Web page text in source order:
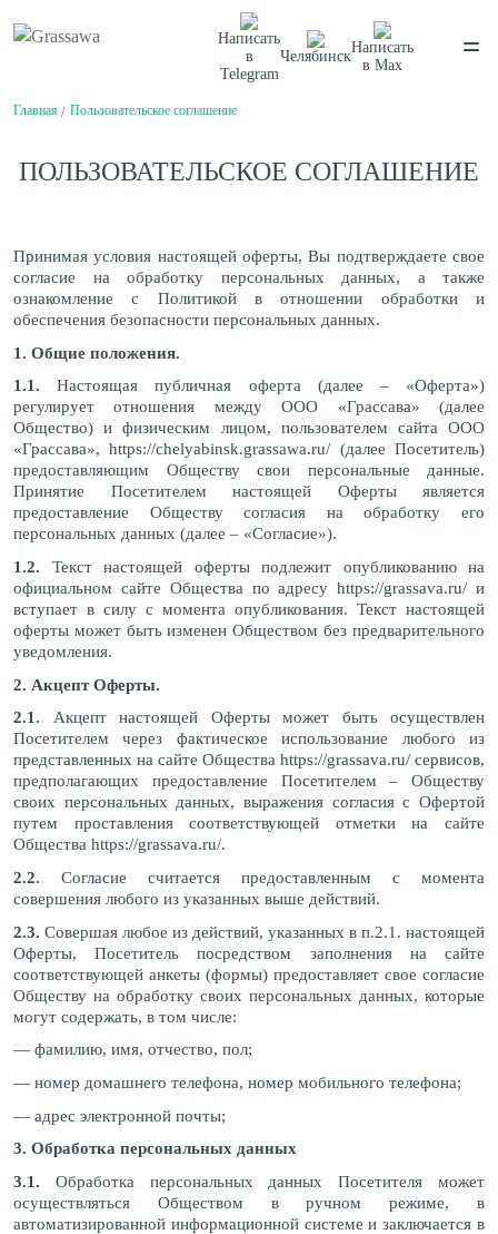
Написать
в
Telegram
Челябинск
Написать
в Max
Написать вTelegram Написать вMax
Вакансии
Нам доверяют
Сертификаты
Гарантии
Доставка
Сотрудничество
Поставщикам
Дизайнерам и архитекторам
Проектировщикам
Монтаж
Спортивная
Балетный пол
Сценический линолеум
Плинтус для спортивного паркета
Клей для искусственной травы
Клей для спортивного линолеума
Клей для стыков
Шовная лента
Скотч для сценического линолеума
Главная Пользовательское соглашение
ПОЛЬЗОВАТЕЛЬСКОЕ СОГЛАШЕНИЕ
Принимая условия настоящей оферты, Вы подтверждаете свое
согласие на обработку персональных данных, а также
ознакомление с Политикой в отношении обработки и
обеспечения безопасности персональных данных.
1. Общие положения.
1.1. Настоящая публичная оферта (далее – «Оферта»)
регулирует отношения между ООО «Грассава» (далее
Общество) и физическим лицом, пользователем сайта ООО
«Грассава»,https://chelyabinsk.grassawa.ru/ (далее Посетитель)
предоставляющим Обществу свои персональные данные.
Принятие Посетителем настоящей Оферты является
предоставление Обществу согласия на обработку его
персональных данных (далее – «Согласие»).
1.2. Текст настоящей оферты подлежит опубликованию на
официальном сайте Общества по адресу https://grassava.ru/ и
вступает в силу с момента опубликования. Текст настоящей
оферты может быть изменен Обществом без предварительного
уведомления.
2. Акцепт Оферты.
2.1. Акцепт настоящей Оферты может быть осуществлен
Посетителем через фактическое использование любого из
представленных на сайте Общества https://grassava.ru/ сервисов,
предполагающих предоставление Посетителем – Обществу
своих персональных данных, выражения согласия с Офертой
путем проставления соответствующей отметки на сайте
Общества https://grassava.ru/.
2.2. Согласие считается предоставленным с момента
совершения любого из указанных выше действий.
2.3. Совершая любое из действий, указанных в п.2.1. настоящей
Оферты, Посетитель посредством заполнения на сайте
соответствующей анкеты (формы) предоставляет свое согласие
Обществу на обработку своих персональных данных, которые
могут содержать, в том числе:
— фамилию, имя, отчество, пол;
— номер домашнего телефона, номер мобильного телефона;
— адрес электронной почты;
3. Обработка персональных данных
3.1. Обработка персональных данных Посетителя может
осуществляться Обществом в ручном режиме, в
автоматизированной информационной системе и заключается в